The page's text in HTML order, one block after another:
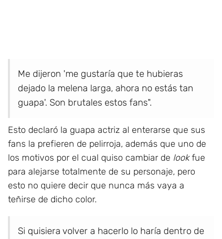
Me dijeron 'me gustaría que te hubieras
dejado la melena larga, ahora no estás tan
guapa'. Son brutales estos fans".
Esto declaró la guapa actriz al enterarse que sus
fans la prefieren de pelirroja, además que uno de
los motivos por el cual quiso cambiar de lookfue
para alejarse totalmente de su personaje, pero
esto no quiere decir que nunca más vaya a
teñirse de dicho color.
Si quisiera volver a hacerlo lo haría dentro de